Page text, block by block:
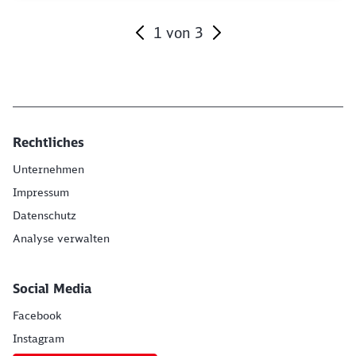
1 von 3
Rechtliches
Unternehmen
Impressum
Datenschutz
Analyse verwalten
Social Media
Facebook
Instagram